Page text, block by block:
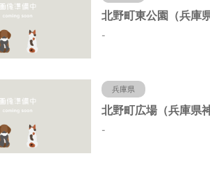
-
兵庫県
-